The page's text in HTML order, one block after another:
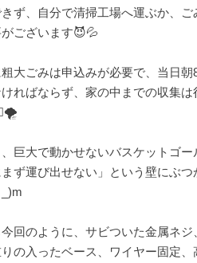
ず、自分で清掃工場へ運ぶか、
ございます😈💦
粗大ごみは申込みが必要で、当日
ればならず、家の中までの収集
巨大で動かせないバスケットゴ
ず運び出せない」という壁にぶ
今回のように、サビついた金属ネ
の入ったベース、ワイヤー固定